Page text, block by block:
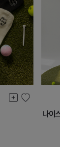
나이